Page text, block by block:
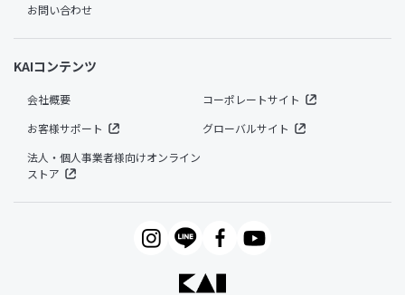
お問い合わせ
KAIコンテンツ
会社概要
コーポレートサイト
お客様サポート
グローバルサイト
法人・個人事業者様向けオンライン
ストア